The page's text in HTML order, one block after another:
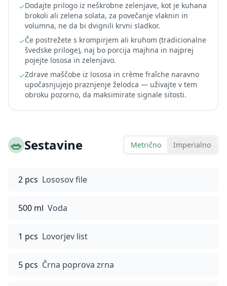
✓Dodajte prilogo iz neškrobne zelenjave, kot je kuhana
brokoli ali zelena solata, za povečanje vlaknin in
volumna, ne da bi dvignili krvni sladkor.
✓Če postrežete s krompirjem ali kruhom (tradicionalne
švedske priloge), naj bo porcija majhna in najprej
pojejte lososa in zelenjavo.
✓Zdrave maščobe iz lososa in crème fraîche naravno
upočasnjujejo praznjenje želodca — uživajte v tem
obroku pozorno, da maksimirate signale sitosti.
🥗Sestavine Metrično Imperialno
2 pcs Lososov file
500 ml Voda
1 pcs Lovorjev list
5 pcs Črna poprova zrna